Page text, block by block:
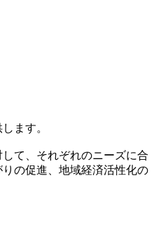
ます。
て、それぞれのニーズに合
の促進、地域経済活性化の